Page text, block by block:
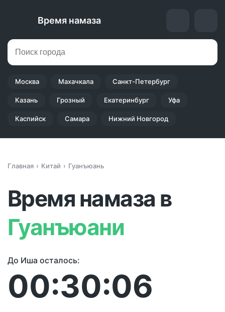
Время намаза
Москва Махачкала Санкт-Петербург
Казань Грозный Екатеринбург Уфа
Каспийск Самара Нижний Новгород
Главная Китай Гуанъюань
Время намаза в
Гуанъюани
До Иша осталось:
00:30:06